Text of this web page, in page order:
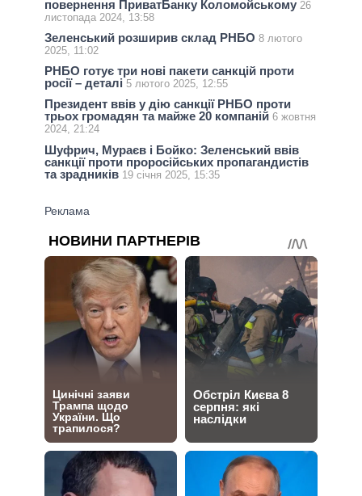
повернення ПриватБанку Коломойському 26
листопада 2024, 13:58
Зеленський розширив склад РНБО 8 лютого
2025, 11:02
РНБО готує три нові пакети санкцій проти
росії – деталі 5 лютого 2025, 12:55
Президент ввів у дію санкції РНБО проти
трьох громадян та майже 20 компаній 6 жовтня
2024, 21:24
Шуфрич, Мураєв і Бойко: Зеленський ввів
санкції проти проросійських пропагандистів
та зрадників 19 січня 2025, 15:35